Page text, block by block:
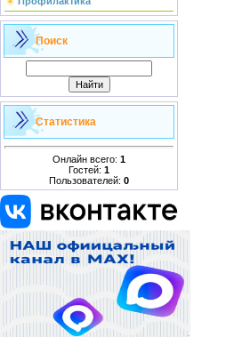
Поиск
Статистика
Онлайн всего: 1
Гостей: 1
Пользователей: 0